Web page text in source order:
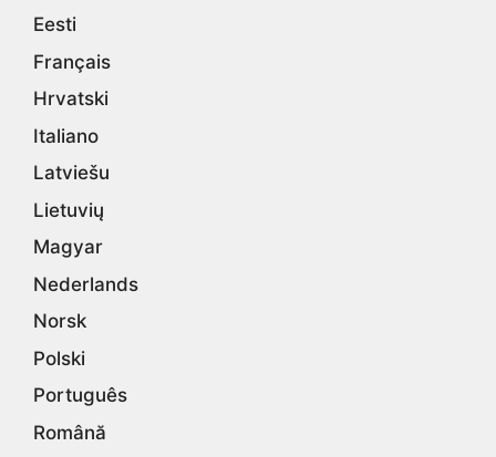
Eesti
Français
Hrvatski
Italiano
Latviešu
Lietuvių
Magyar
Nederlands
Norsk
Polski
Português
Română